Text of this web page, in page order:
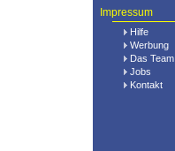
Impressum
Hilfe
Werbung
Das Team
Jobs
Kontakt